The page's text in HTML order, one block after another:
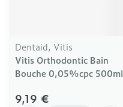
Dentaid, Vitis
Vitis Orthodontic Bain
Bouche 0,05%cpc 500ml
9,19 €